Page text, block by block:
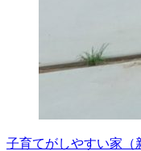
子育てがしやすい家（